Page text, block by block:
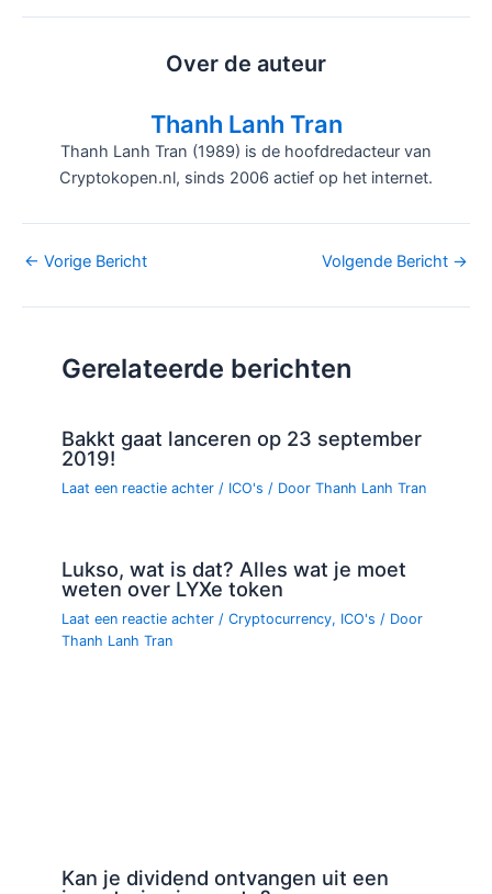
Over de auteur
Thanh Lanh Tran
Thanh Lanh Tran (1989) is de hoofdredacteur van
Cryptokopen.nl, sinds 2006 actief op het internet.
Bericht
← Vorige Bericht Volgende Bericht →
Gerelateerde berichten
Bakkt gaat lanceren op 23 september
2019!
Laat een reactie achter / ICO's / DoorThanh Lanh Tran
Lukso, wat is dat? Alles wat je moet
weten over LYXe token
Laat een reactie achter /Cryptocurrency, ICO's / Door
Thanh Lanh Tran
Kan je dividend ontvangen uit een